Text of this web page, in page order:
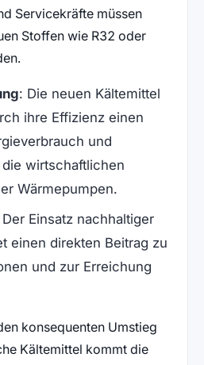
Servicekräfte müssen
Stoffen wie R32 oder
: Die neuen Kältemittel
ihre Effizienz einen
und
wirtschaftlichen
Wärmepumpen.
Einsatz nachhaltiger
einen direkten Beitrag zu
und zur Erreichung
konsequenten Umstieg
Kältemittel kommt die